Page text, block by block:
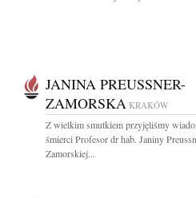
JANINA PREUSSNER-
ZAMORSKA KRAKÓW
Z wielkim smutkiem przyjęliśmy
śmierci Profesor dr hab. Janiny
Zamorskiej...